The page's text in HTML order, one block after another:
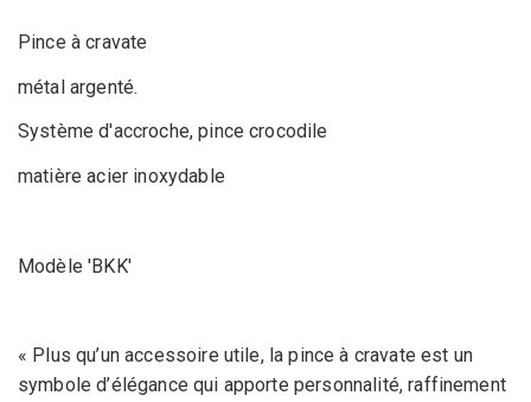
Pince à cravate
métal argenté.
Système d'accroche, pince crocodile
matière acier inoxydable
Modèle 'BKK'
« Plus qu’un accessoire utile, la pince à cravate est un
symbole d’élégance qui apporte personnalité, raffinement